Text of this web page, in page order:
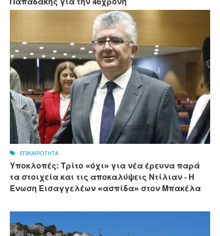
ΕΠΙΚΑΙΡΟΤΗΤΑ
Υποκλοπές: Τρίτο «όχι» για νέα έρευνα παρά
τα στοιχεία και τις αποκαλύψεις Ντίλιαν - Η
Ένωση Εισαγγελέων «ασπίδα» στον Μπακέλα